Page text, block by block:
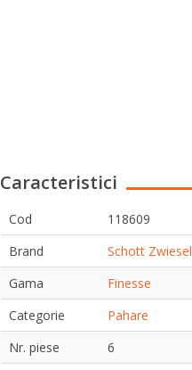
Caracteristici
Cod
118609
Brand
Schott Zwiesel
Gama
Finesse
Categorie
Pahare
Nr. piese
6